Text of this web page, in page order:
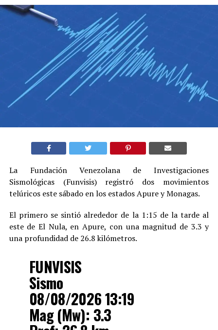
La Fundación Venezolana de Investigaciones
Sismológicas (Funvisis) registró dos movimientos
telúricos este sábado en los estados Apure y Monagas.
El primero se sintió alrededor de la 1:15 de la tarde al
este de El Nula, en Apure, con una magnitud de 3.3 y
una profundidad de 26.8 kilómetros.
FUNVISIS
Sismo
08/08/2026 13:19
Mag (Mw): 3.3